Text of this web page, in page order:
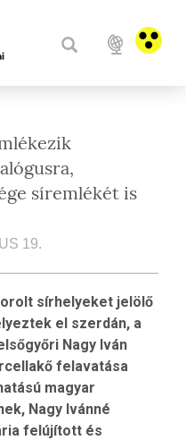
síremlékét is
19.
sírhelyeket jelölő
el szerdán, a
Nagy Iván
felavatása
magyar
Nagy Ivánné
felújított és